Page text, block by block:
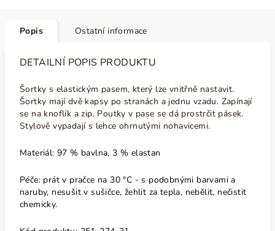
Popis Ostatní informace
DETAILNÍ POPIS PRODUKTU
Šortky s elastickým pasem, který lze vnitřně nastavit.
Šortky mají dvě kapsy po stranách a jednu vzadu. Zapínají
se na knoflík a zip. Poutky v pase se dá prostrčit pásek.
Stylově vypadají s lehce ohrnutými nohavicemi.
Materiál: 97 % bavlna, 3 % elastan
Péče: prát v pračce na 30 °C - s podobnými barvami a
naruby, nesušit v sušičce, žehlit za tepla, nebělit, nečistit
chemicky.